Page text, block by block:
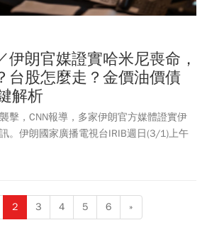
伊朗官媒證實哈米尼喪命，
台股怎麼走？金價油價債
解析
擊，CNN報導，多家伊朗官方媒體證實伊
。伊朗國家廣播電視台IRIB週日(3/1)上午
難，伊朗宣布，在最高領袖逝世後，全國
美國的軍事行動是「大規模且持續進行
管你們的政府」。隨後伊朗展開報復，對
2 3 4 5 6 »